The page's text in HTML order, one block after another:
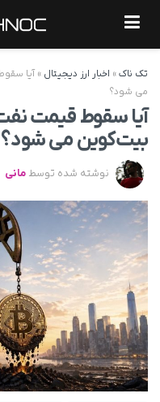
تک ناک» اخبار ارز دیجیتال » آیا
می شود؟
آیا سقوط قیمت
بیت‌کوین می شود؟
نوشته شده توسط مانی